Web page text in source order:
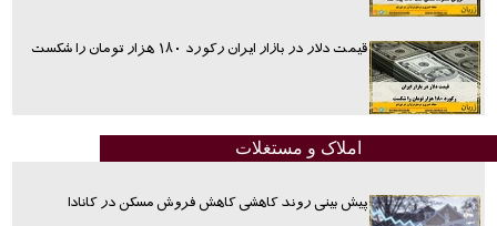
قیمت دلار در بازار ایران رکورد ۱۸۰ هزار تومان را شکست
املاک و مستغلات
پیش بینی روند کاهشی کاهش فروش مسکن در کانادا